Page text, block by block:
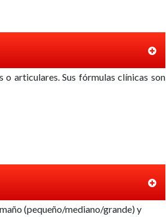
articulares. Sus fórmulas clínicas son
(pequeño/mediano/grande) y